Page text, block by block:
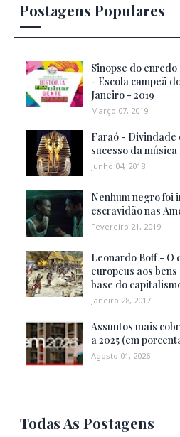
Postagens Populares
Sinopse do
- Escola campeã
Janeiro - 2019
Março 07, 2019
Faraó - Divindade
sucesso da música
Junho 04, 2018
Nenhum negro foi
escravidão nas
Fevereiro 21, 2019
Leonardo Boff - O
europeus aos
base do
Janeiro 28, 2017
Assuntos mais
a 2025 (em
Agosto 01, 2026
Todas As Postagens